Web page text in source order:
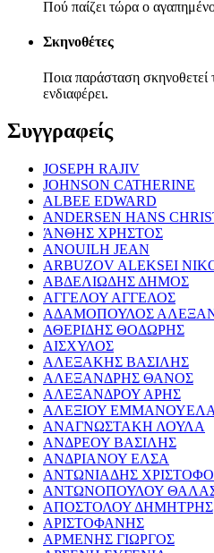
Πού παίζει τώρα ο
Σκηνοθέτες
Ποια παράσταση
ενδιαφέρει.
Συγγραφείς
JOSEPH RAJIV
JOHNSON CATHERINE
ALBEE EDWARD
ANDERSEN HANS
ΆΝΘΗΣ ΧΡΗΣΤΟΣ
ANOUILH JEAN
ARBUZOV ALEKSEI
ΑΒΔΕΛΙΩΔΗΣ ΔΗΜΟΣ
ΑΓΓΕΛΟΥ ΑΓΓΕΛΟΣ
ΑΔΑΜΟΠΟΥΛΟΣ
ΑΘΕΡΙΔΗΣ ΘΟΔΩΡΗΣ
ΑΙΣΧΥΛΟΣ
ΑΛΕΞΑΚΗΣ ΒΑΣΙΛΗΣ
ΑΛΕΞΑΝΔΡΗΣ ΘΑΝΟΣ
ΑΛΕΞΑΝΔΡΟΥ ΑΡΗΣ
ΑΛΕΞΙΟΥ ΕΜΜΑΝΟΥΕΛΑ
ΑΝΑΓΝΩΣΤΑΚΗ ΛΟΥΛΑ
ΑΝΔΡΕΟΥ ΒΑΣΙΛΗΣ
ΑΝΔΡΙΑΝΟΥ ΕΛΣΑ
ΑΝΤΩΝΙΑΔΗΣ
ΑΝΤΩΝΟΠΟΥΛΟΥ
ΑΠΟΣΤΟΛΟΥ ΔΗΜΗΤΡΗΣ
ΑΡΙΣΤΟΦΑΝΗΣ
ΑΡΜΕΝΗΣ ΓΙΩΡΓΟΣ